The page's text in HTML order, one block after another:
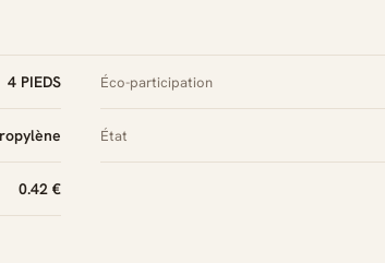
4 PIEDS
0.42 €
Éco-participation
État